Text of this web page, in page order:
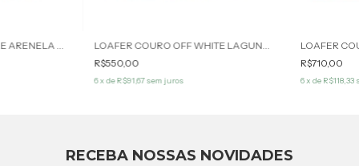
LOAFER COURO BRONZE ARENELA WERNER
LOAFER COURO OFF WHITE LAGUNA WERNER
R$550,00
6x deR$91,67sem juros
R$710,00
6x de R$118,33
RECEBA NOSSAS NOVIDADES